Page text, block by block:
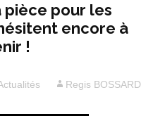
pièce pour les
encore à
!
Regis BOSSARD